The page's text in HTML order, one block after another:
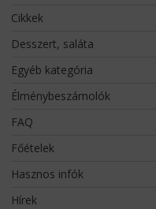
Cikkek
Desszert, saláta
Egyéb kategória
Élménybeszámolók
FAQ
Főételek
Hasznos infók
Hírek